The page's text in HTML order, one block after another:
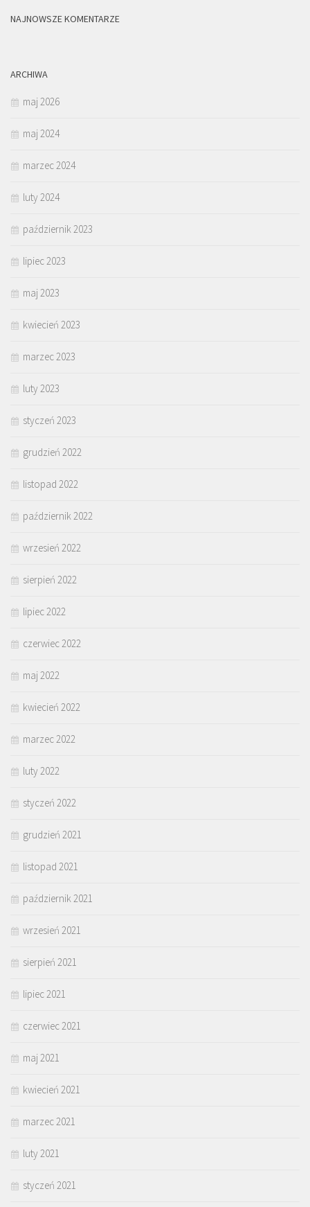
NAJNOWSZE KOMENTARZE
ARCHIWA
maj 2026
maj 2024
marzec 2024
luty 2024
październik 2023
lipiec 2023
maj 2023
kwiecień 2023
marzec 2023
luty 2023
styczeń 2023
grudzień 2022
listopad 2022
październik 2022
wrzesień 2022
sierpień 2022
lipiec 2022
czerwiec 2022
maj 2022
kwiecień 2022
marzec 2022
luty 2022
styczeń 2022
grudzień 2021
listopad 2021
październik 2021
wrzesień 2021
sierpień 2021
lipiec 2021
czerwiec 2021
maj 2021
kwiecień 2021
marzec 2021
luty 2021
styczeń 2021